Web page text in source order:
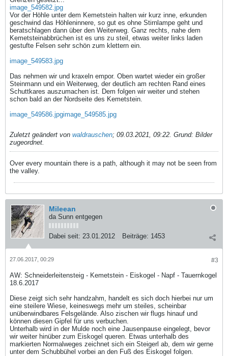
image_549582.jpg
Vor der Höhle unter dem Kemetstein halten wir kurz inne, erkunden
geschwind das Höhleninnere, so gut es ohne Stirnlampe geht und
beratschlagen dann über den Weiterweg. Ganz rechts, nahe dem
Kemetsteinabbrüchen ist es uns zu steil, etwas weiter links laden
gestufte Felsen sehr schön zum klettern ein.
image_549583.jpg
Das nehmen wir und kraxeln empor. Oben wartet wieder ein großer
Steinmann und ein Weiterweg, der deutlich am rechten Rand eines
Schuttkares auszumachen ist. Dem folgen wir weiter und stehen
schon bald an der Nordseite des Kemetstein.
image_549586.jpgimage_549585.jpg
Zuletzt geändert von waldrauschen; 09.03.2021, 09:22. Grund: Bilder
zugeordnet.
Over every mountain there is a path, although it may not be seen from
the valley.
Mileean
da Sunn entgegen
Dabei seit: 23.01.2012 Beiträge: 1453
#3
27.06.2017, 00:29
AW: Schneiderleitensteig - Kemetstein - Eiskogel - Napf - Tauernkogel
18.6.2017
Diese zeigt sich sehr handzahm, handelt es sich doch hierbei nur um
eine steilere Wiese, keineswegs mehr um steiles, scheinbar
unüberwindbares Felsgelände. Also zischen wir flugs hinauf und
können diesen Gipfel für uns verbuchen.
Unterhalb wird in der Mulde noch eine Jausenpause eingelegt, bevor
wir weiter hinüber zum Eiskogel queren. Etwas unterhalb des
markierten Normalweges zeichnet sich ein Steigerl ab, dem wir gerne
unter dem Schubbühel vorbei an den Fuß des Eiskogel folgen.